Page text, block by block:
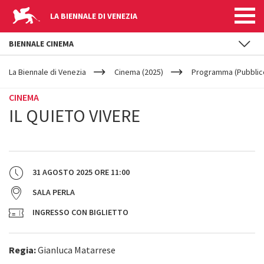
LA BIENNALE DI VENEZIA
YOUR
ARE
La Biennale di Venezia Cinema (2025) Programma
CINEMA
IL QUIETO VIVERE
31 AGOSTO 2025 ORE 11:00
SALA PERLA
INGRESSO CON BIGLIETTO
Regia:Gianluca Matarrese
BIENNALE CINEMA